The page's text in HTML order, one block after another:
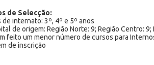
de Selecção:
de internato: 3º, 4º e 5º anos
de origem: Região Norte: 9; Região Centro:
feito um menor número de cursos para
de inscrição